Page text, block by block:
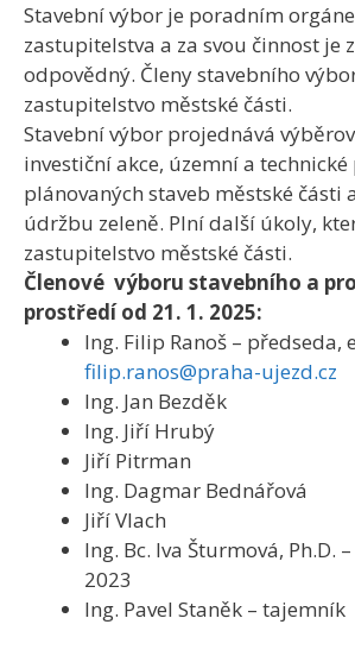
Stavební výbor je poradním
zastupitelstva a za svou činnost je
odpovědný. Členy stavebního
zastupitelstvo městské části.
Stavební výbor projednává
investiční akce, územní a
plánovaných staveb městské části
údržbu zeleně. Plní další úkoly,
zastupitelstvo městské části.
Členové výboru stavebního a
prostředí od 21. 1. 2025:
Ing. Filip Ranoš – předseda,
filip.ranos@praha-ujezd.cz
Ing. Jan Bezděk
Ing. Jiří Hrubý
Jiří Pitrman
Ing. Dagmar Bednářová
Jiří Vlach
Ing. Bc. Iva Šturmová, Ph.D.
2023
Ing. Pavel Staněk – tajemník